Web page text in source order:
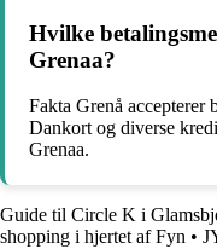
Hvilke
Grenaa?
Fakta Grenå accepterer
Dankort og diverse
Grenaa.
Guide til Circle K i
shopping i hjertet af Fyn •